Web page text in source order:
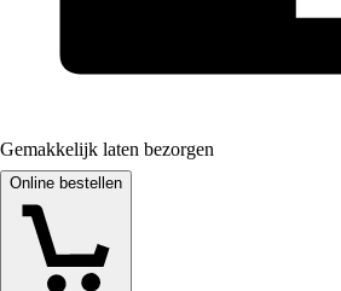
Gemakkelijk laten bezorgen
Online bestellen